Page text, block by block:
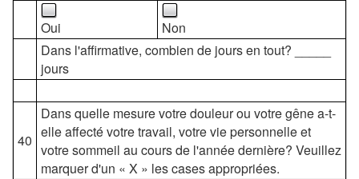
Oui
Non
Dans l'affirmative, combien de jours en tout? _____
jours
40
Dans quelle mesure votre douleur ou votre gêne a-t-
elle affecté votre travail, votre vie personnelle et
votre sommeil au cours de l'année dernière? Veuillez
marquer d'un « X » les cases appropriées.